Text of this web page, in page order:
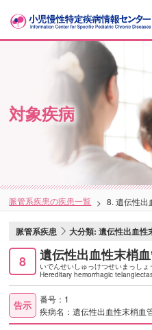
対象疾病
脈管系疾患の疾患一覧 8. 遺伝性出
脈管系疾患 大分類: 遺伝性出血性
8 遺伝性出血性末梢
いでんせいしゅっけつせいまっし
Hereditary hemorrhagic
告示
番号：1
疾病名：遺伝性出血性末梢血